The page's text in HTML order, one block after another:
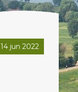
14 jun 2022